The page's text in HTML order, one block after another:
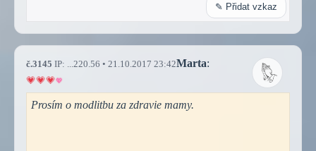
✎ Přidat vzkaz
č.3145 IP: ...220.56 • 21.10.2017 23:42Marta:
Prosím o modlitbu za zdravie mamy.